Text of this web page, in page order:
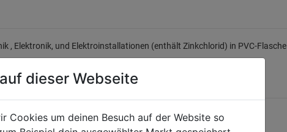
, Elektronik, und Elektroinstallationen (enthält Zinkchlorid) in PVC-Flasche
dieser Webseite
Cookies um deinen Besuch auf der Website so